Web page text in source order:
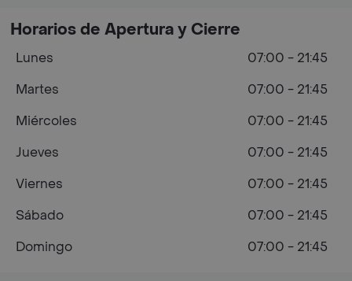
Horarios de Apertura y Cierre
Lunes
07:00 - 21:45
Martes
07:00 - 21:45
Miércoles
07:00 - 21:45
Jueves
07:00 - 21:45
Viernes
07:00 - 21:45
Sábado
07:00 - 21:45
Domingo
07:00 - 21:45